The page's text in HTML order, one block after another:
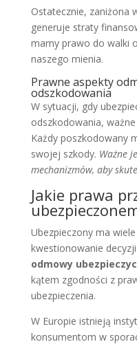
Ostatecznie, zaniżona
generuje straty
mamy prawo do walki
naszego mienia.
Prawne aspekty
odszkodowania
W sytuacji, gdy
odszkodowania,
Każdy poszkodowany
swojej szkody. Ważne
mechanizmów, aby
Jakie prawa
Ubezpieczony ma
kwestionowanie
odmowy
kątem zgodności z
ubezpieczenia.
W Europie istnieją
konsumentom w